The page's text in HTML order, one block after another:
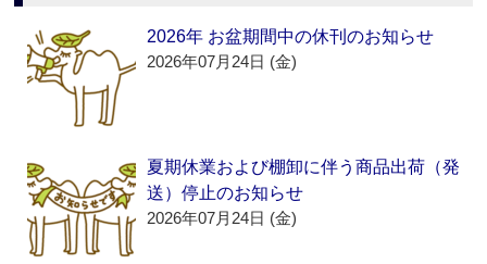
2026年 お盆期間中の休刊のお知らせ
2026年07月24日 (金)
夏期休業および棚卸に伴う商品出荷（発
送）停止のお知らせ
2026年07月24日 (金)